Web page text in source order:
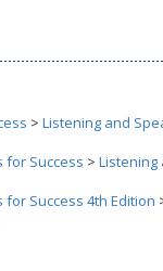
> Listening and
for Success > Listening
for Success 4th Edition